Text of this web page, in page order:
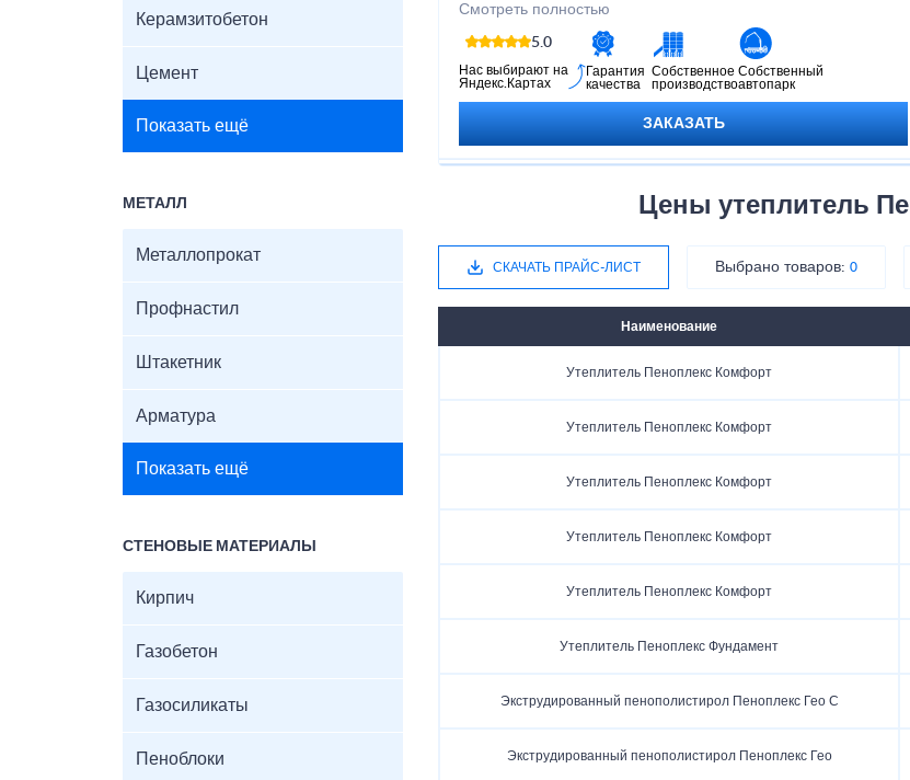
Керамзитобетон
Цемент
Показать ещё
МЕТАЛЛ
Металлопрокат
Профнастил
Штакетник
Арматура
Показать ещё
СТЕНОВЫЕ МАТЕРИАЛЫ
Кирпич
Газобетон
Газосиликаты
Пеноблоки
решили улучшить теплоизоляцию уже существующего, наш
утеплитель станет незаменимым помощником. Благодаря
высокой теплопроводности и прочности, Пеноплекс
эффективную защиту от холода и сохранение тепла в
При этом он легкий, экологически безопасный и прост в
Смотреть полностью
5.0
Нас выбирают на
Яндекс.Картах
Гарантия
качества
Собственное
производство
Собственный
автопарк
ЗАКАЗАТЬ
Цены утеплитель
СКАЧАТЬ ПРАЙС-ЛИСТ Выбрано товаров: 0
Наименование
Утеплитель Пеноплекс Комфорт
Утеплитель Пеноплекс Комфорт
Утеплитель Пеноплекс Комфорт
Утеплитель Пеноплекс Комфорт
Утеплитель Пеноплекс Комфорт
Утеплитель Пеноплекс Фундамент
Экструдированный пенополистирол Пеноплекс Гео С
Экструдированный пенополистирол Пеноплекс Гео